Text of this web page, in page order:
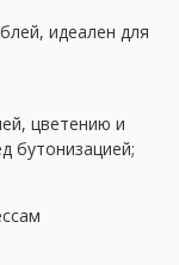
идеален для
цветению и
бутонизацией;